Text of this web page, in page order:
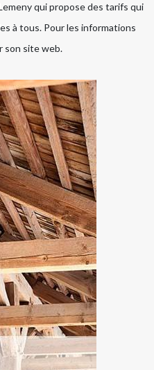
qui propose des tarifs qui
à tous. Pour les informations
son site web.